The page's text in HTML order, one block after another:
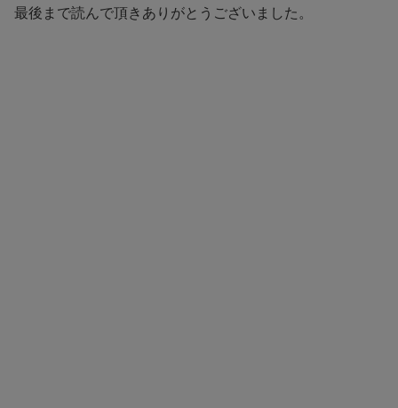
最後まで読んで頂きありがとうございました。